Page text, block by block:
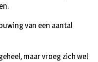
van een aantal
maar vroeg zich wel